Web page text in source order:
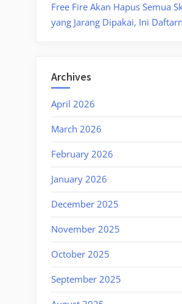
Free Fire Akan Hapus Semua
yang Jarang Dipakai, Ini
Archives
April 2026
March 2026
February 2026
January 2026
December 2025
November 2025
October 2025
September 2025